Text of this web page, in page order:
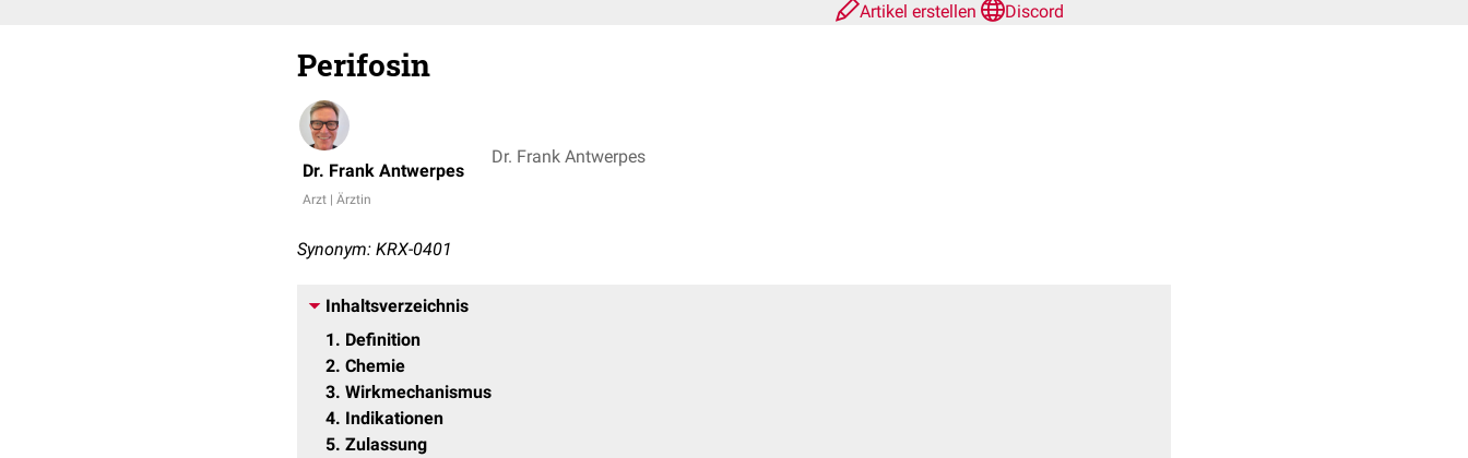
Artikel erstellen
Discord
Perifosin
Dr. Frank Antwerpes
Arzt | Ärztin
Dr. Frank Antwerpes
Synonym: KRX-0401
Inhaltsverzeichnis
1
Definition
2 Chemie
3 Wirkmechanismus
4 Indikationen
5 Zulassung